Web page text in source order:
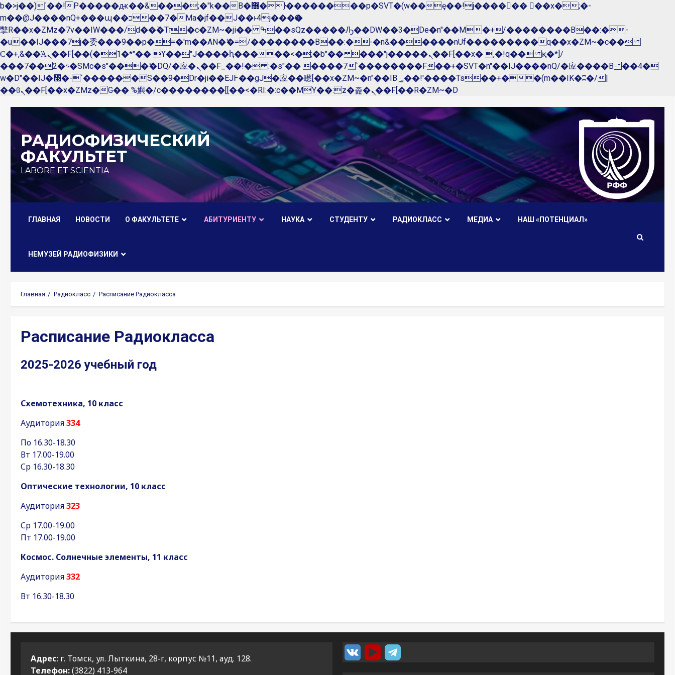
b�>j��)΄��!P�����ԫ��&���;�"k��B�޶�}��������p�SVT�(w��ę��!j������ ��x�;�-
m��@J����nQ+���պ��כ��7�Ma�jf��J��ͱ4j���Ѳ�
撆R��x�ZMz�7v��IW���/d��ٞ�Тז�c�ZM~�ji�� ߒ��sQz�����Ԡ��DW��3�De�n"��M�+/��������B��:�-
�u��IJ���7j�委���9��p�=�'m��AN�ޭ�=/��������B��:�-�n&������nUf���������q��x�ZM~�c��
Ϲ�+,&��Ὰܢ��F[��(�1�*"�� ϒ��"J����ԧ�����<�;�b"�� ���"j�����ܢ��F[��x� ,�!q�� қ�*]/
���؝�2��7�SMc�s"���ޭ�DQ/�应�ܢ��F_��!� :�s"�� ����7`��������F��+�SVT�n"��IJ����nQ/�应����B ��4�
w�D"��IJ�׭�-`������S��9�Dr�ji��EJ߅��gJ�应��矁[��x�ZM~�n"��IB؃��!'����Тѕ��+��(m��IK�ʭ�/|
��ϐܢ��F[��x�ZMz�G�� %嬩�/c��������[[��<�RI:�:c��MΎ��:z�졾�ܢ��F[��R�ZM~�D
к
содержимому
РАДИОФИЗИЧЕСКИЙ
ФАКУЛЬТЕТ
LABORE ET SCIENTIA
ГЛАВНАЯ НОВОСТИ О ФАКУЛЬТЕТЕ AБИТУРИЕНТУ НАУКА СТУДЕНТУ РАДИОКЛАСС МЕДИА НАШ «ПОТЕНЦИАЛ»
НЕМУЗЕЙ РАДИОФИЗИКИ
Главная Радиокласс Расписание Радиокласса
Расписание Радиокласса
2025-2026 учебный год
Схемотехника, 10 класс
Аудитория334
По 16.30-18.30
Вт 17.00-19.00
Ср 16.30-18.30
Оптические технологии, 10 класс
Аудитория323
Ср 17.00-19.00
Пт 17.00-19.00
Космос. Солнечные элементы, 11 класс
Аудитория332
Вт 16.30-18.30
Адрес: г. Томск, ул. Лыткина, 28-г, корпус №11, ауд. 128.
Телефон:(3822) 413-964